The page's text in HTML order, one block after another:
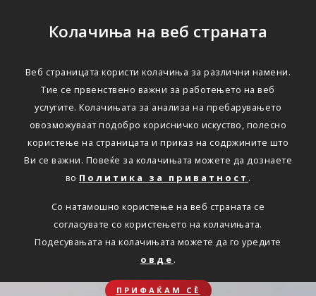
Колачиња на веб страната
Веб страницата користи колачиња за различни намени.
Тие се првенствено важни за работењето на веб
услугите. Колачињата за анализа на пребарувањето
овозможуваат подобро корисничко искуство, полесно
користење на страницата и приказ на содржините што
Ви се важни. Повеќе за колачињата можете да дознаете
во Политика за приватност .
Со натамошно користење на веб страната се
согласувате со користењето на колачињата.
Подесувањата на колачињата можете да го уредите
овде .
ПРИФАЌАМ СЀ